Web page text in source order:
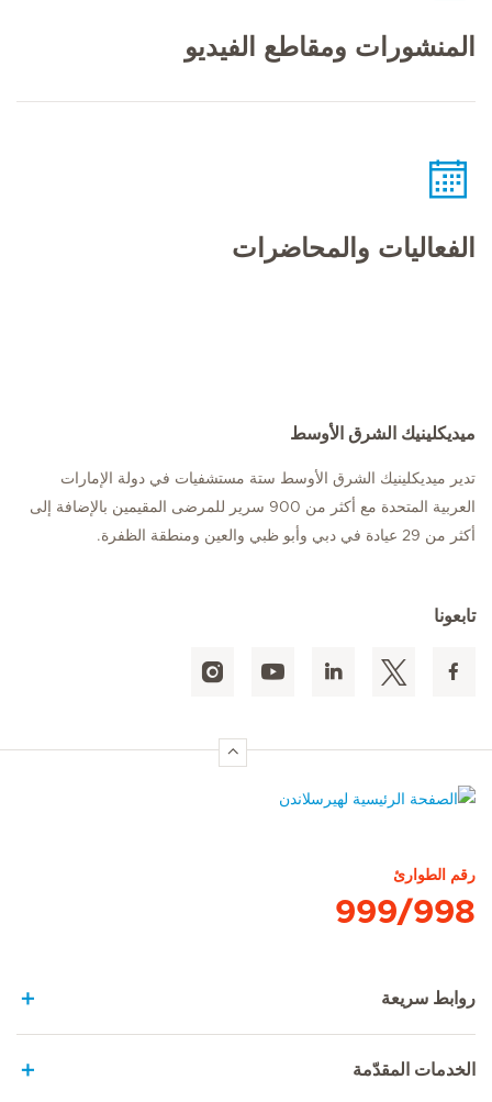
المنشورات ومقاطع الفيديو
الفعاليات والمحاضرات
ميديكلينيك الشرق الأوسط
تدير ميديكلينيك الشرق الأوسط ستة مستشفيات في دولة الإمارات
العربية المتحدة مع أكثر من 900 سرير للمرضى المقيمين بالإضافة إلى
أكثر من 29 عيادة في دبي وأبو ظبي والعين ومنطقة الظفرة.
تابعونا
رقم الطوارئ
999/998
روابط سريعة
الخدمات المقدّمة